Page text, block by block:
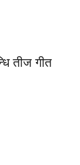
तीज गीत